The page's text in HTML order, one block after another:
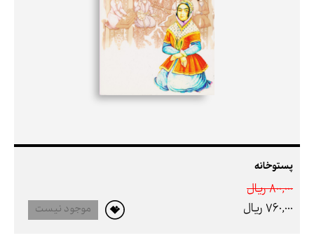
پستوخانه
800,000 ريال
760,000 ريال
موجود نیست